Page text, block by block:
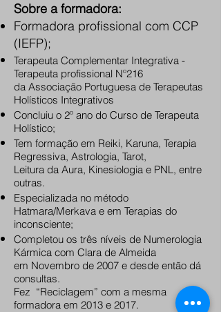
Sobre a formadora:
Formadora profissional com CCP
(IEFP);
Terapeuta Complementar Integrativa -
Terapeuta profissional Nº216
da Associação Portuguesa de Terapeutas
Holísticos Integrativos
Concluiu o 2º ano do Curso de Terapeuta
Holístico;
Tem formação em Reiki, Karuna, Terapia
Regressiva, Astrologia, Tarot,
Leitura da Aura, Kinesiologia e PNL, entre
outras.
Especializada no método
Hatmara/Merkava e em Terapias do
inconsciente;
Completou os três níveis de Numerologia
Kármica com Clara de Almeida
em Novembro de 2007 e desde então dá
consultas.
Fez “Reciclagem” com a mesma
formadora em 2013 e 2017.